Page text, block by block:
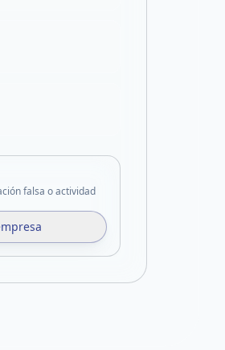
falsa o actividad